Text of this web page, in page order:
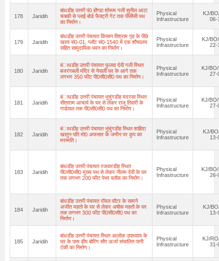
178 Jaridih
बांधडीह उत्तरी पं0 होंण्डा शोरूम गली सुनील आटा
चक्की से प्लाई बोर्ड फैक्ट्री गेट तक पीसीसी पथ
का निर्माण।
Physical
Infrastructure
KJ/
06-
179 Jaridih
बांधडीह उत्तरी पंचायत किसान विश्राम गृह के पीछे
खाता सं0-01, प्लॉट सं0-1540 में एक शौचालय
सहित सामुदायिक भवन का निर्माण।
Physical
Infrastructure
KJ/
22-
180 Jaridih
बंाधडीह उत्तरी पंचायत फुलवा देवी गली स्थित
बजरंगबली मंदिर से नेपाली घर के आगे तक
लगभग 350 फीट पी0सी0सी0 पथ का निर्माण।
Physical
Infrastructure
KJ/
27-
181 Jaridih
बंाधडीह उत्तरी पंचायत भुचुंगडीह मदरसा स्थित
सीताराम आचार्य के घर से लेकर राजु तिवारी के
गार्डवाल तक पी0सी0सी0 पथ का निर्माण।
Physical
Infrastructure
KJ/
27-
182 Jaridih
बंाधडीह उत्तरी पंचायत भुंचुंगडीह स्थित शाहिदा
खातुन पति मो0 अफसार के जमीन पर कुप का
मरम्मति।
Physical
Infrastructure
KJ/
13-
183 Jaridih
बांधडीह उत्तरी पंचायत रजवारडीह स्थित
पी0सी0सी0 मुख्य पथ से लेकर नीलम देवी के घर
तक लगभग 200 फीट पेभर ब्लॉक का निर्माण।
Physical
Infrastructure
KJ/
26-
184 Jaridih
बांधडीह उत्तरी पंचायत रॉयल वॉटर के सामने
अजीत महतो के घर से लेकर अषोक महतो के घर
तक लगभग 300 फीट पी0सी0सी0 पथ का
निर्माण।
Physical
Infrastructure
KJ/
13-
185 Jaridih
बांधडीह उत्तरी पंचायत स्थित आलोक उपाध्याय के
घर के पास डीप बोरिग सौर ऊर्जा संचालित पानी
टंकी का निर्माण।
Physical
Infrastructure
KJ/
31-